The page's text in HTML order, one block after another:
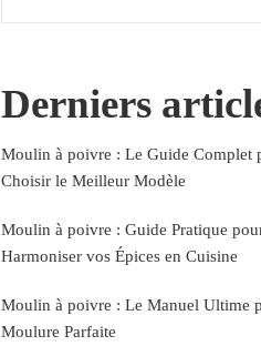
Derniers
Moulin à poivre : Le Guide Complet
Choisir le Meilleur Modèle
Moulin à poivre : Guide Pratique
Harmoniser vos Épices en Cuisine
Moulin à poivre : Le Manuel Ultime
Moulure Parfaite